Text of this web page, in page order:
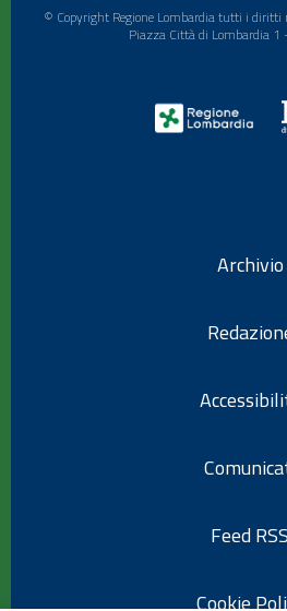
© Copyright Regione Lombardia tutti i
Piazza Città di Lombardia
Archivio
Feed RSS
Cookie